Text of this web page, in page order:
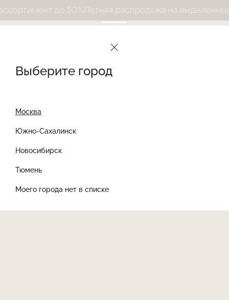
Выберите город
Москва
Южно-Сахалинск
Новосибирск
Тюмень
Моего города нет в списке
до 50%Летняя распродажа на выделенный